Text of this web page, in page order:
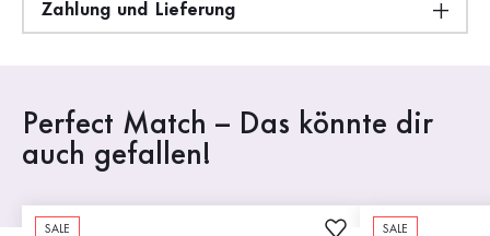
Zahlung und Lieferung
Perfect Match – Das könnte dir
auch gefallen!
SALE SALE